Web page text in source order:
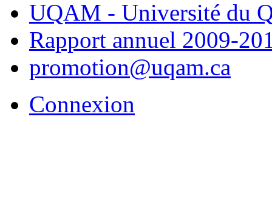
UQAM - Université du
Rapport annuel 2009-
promotion@uqam.ca
Connexion